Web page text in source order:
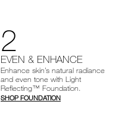
2
EVEN & ENHANCE
Enhance skin’s natural radiance
and even tone with Light
Reflecting™ Foundation.
SHOP FOUNDATION